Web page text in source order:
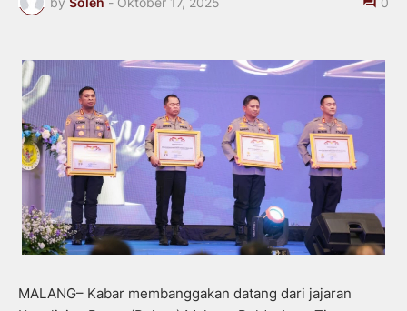
MALANG– Kabar membanggakan datang dari jajaran